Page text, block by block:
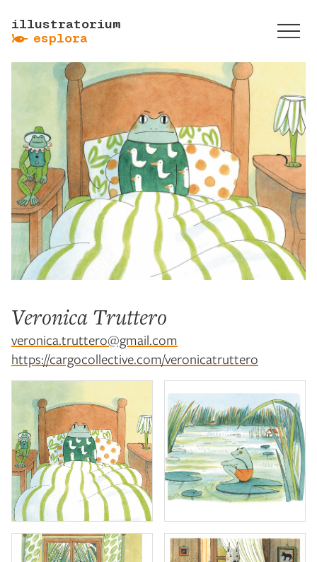
illustratorium
ẞ esplora
Veronica Truttero
veronica.truttero@gmail.com
https://cargocollective.com/veronicatruttero